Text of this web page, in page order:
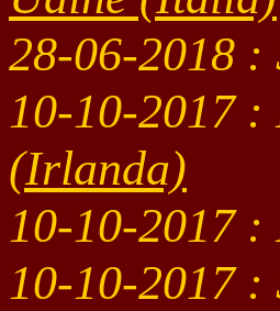
28-06-2018 :
10-10-2017 :
(Irlanda)
10-10-2017 :
10-10-2017 :